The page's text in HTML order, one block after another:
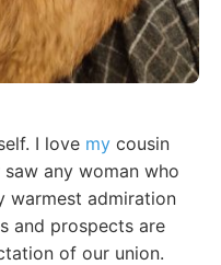
I love my cousin
any woman who
warmest admiration
and prospects are
of our union.